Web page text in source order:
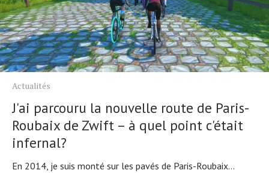
Actualités
J'ai parcouru la nouvelle route de Paris-
Roubaix de Zwift – à quel point c'était
infernal?
En 2014, je suis monté sur les pavés de Paris-Roubaix...
À propos